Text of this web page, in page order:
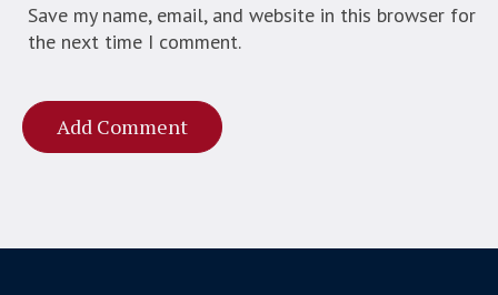
Save my name, email, and website in this browser for
the next time I comment.